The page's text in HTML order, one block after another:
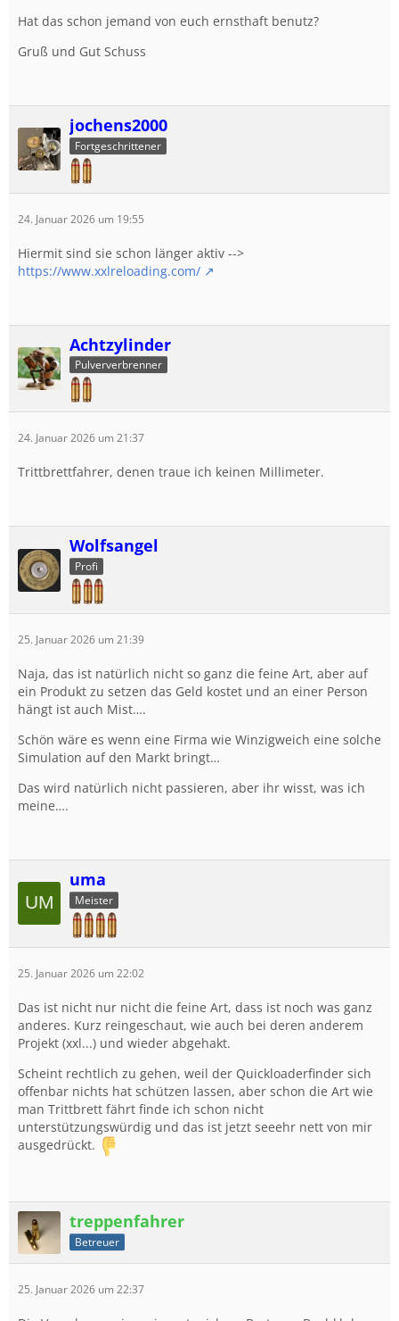
Hat das schon jemand von euch ernsthaft benutz?
Gruß und Gut Schuss
jochens2000
Fortgeschrittener
24. Januar 2026 um 19:55
Hiermit sind sie schon länger aktiv -->
https://www.xxlreloading.com/
Achtzylinder
Pulververbrenner
24. Januar 2026 um 21:37
Trittbrettfahrer, denen traue ich keinen Millimeter.
Wolfsangel
Profi
25. Januar 2026 um 21:39
Naja, das ist natürlich nicht so ganz die feine Art, aber auf
ein Produkt zu setzen das Geld kostet und an einer Person
hängt ist auch Mist….
Schön wäre es wenn eine Firma wie Winzigweich eine solche
Simulation auf den Markt bringt…
Das wird natürlich nicht passieren, aber ihr wisst, was ich
meine….
uma
Meister
25. Januar 2026 um 22:02
Das ist nicht nur nicht die feine Art, dass ist noch was ganz
anderes. Kurz reingeschaut, wie auch bei deren anderem
Projekt (xxl...) und wieder abgehakt.
Scheint rechtlich zu gehen, weil der Quickloaderfinder sich
offenbar nichts hat schützen lassen, aber schon die Art wie
man Trittbrett fährt finde ich schon nicht
unterstützungswürdig und das ist jetzt seeehr nett von mir
ausgedrückt.
treppenfahrer
Betreuer
25. Januar 2026 um 22:37